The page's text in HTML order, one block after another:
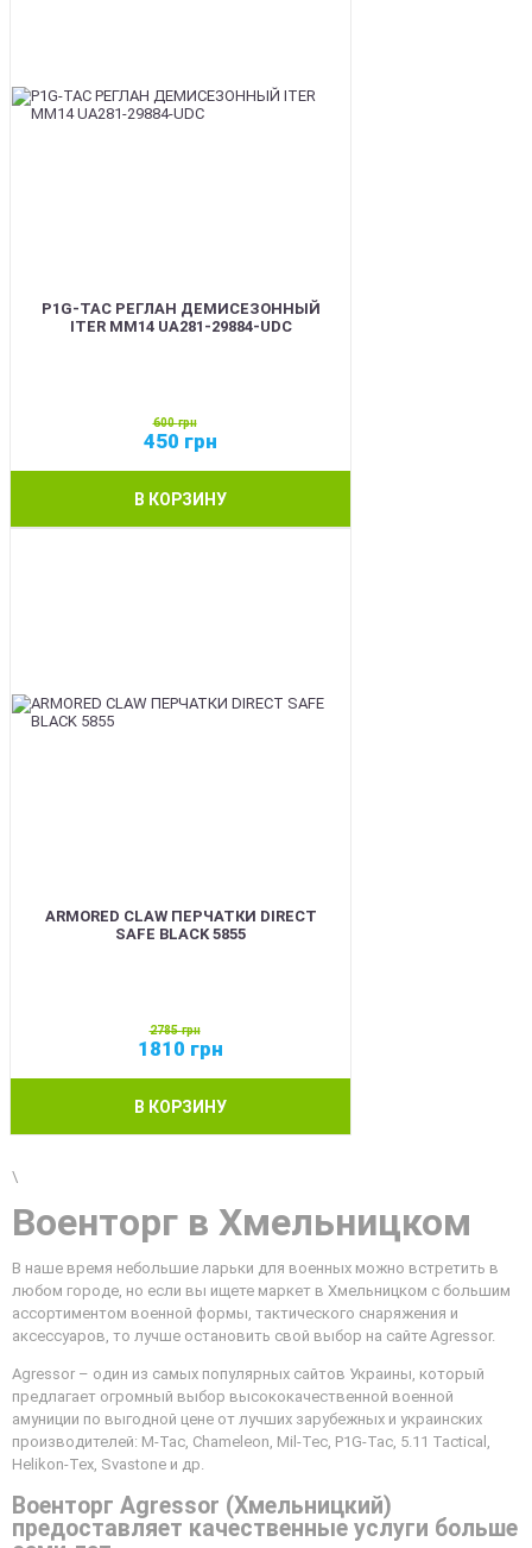
P1G-TAC РЕГЛАН ДЕМИСЕЗОННЫЙ
ITER ММ14 UA281-29884-UDC
600грн
450 грн
В КОРЗИНУ
ARMORED CLAW ПЕРЧАТКИ DIRECT
SAFE BLACK 5855
2785грн
1810 грн
В КОРЗИНУ
\
Военторг в Хмельницком
В наше время небольшие ларьки для военных можно встретить в
любом городе, но если вы ищете маркет в Хмельницком с большим
ассортиментом военной формы, тактического снаряжения и
аксессуаров, то лучше остановить свой выбор на сайте Agressor.
Agressor – один из самых популярных сайтов Украины, который
предлагает огромный выбор высококачественной военной
амуниции по выгодной цене от лучших зарубежных и украинских
производителей: M-Tac, Chameleon, Mil-Tec, P1G-Tac, 5.11 Tactical,
Helikon-Tex, Svastone и др.
Военторг Agressor (Хмельницкий)
предоставляет качественные услуги больше